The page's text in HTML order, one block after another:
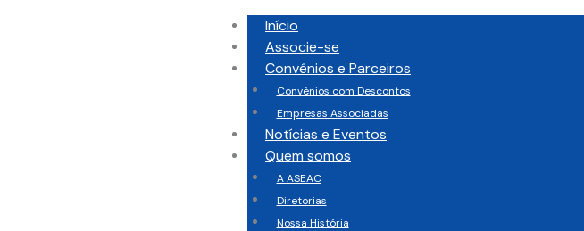
Início
Associe-se
Convênios e Parceiros
Convênios com Descontos
Empresas Associadas
Notícias e Eventos
Quem somos
A ASEAC
Diretorias
Nossa História